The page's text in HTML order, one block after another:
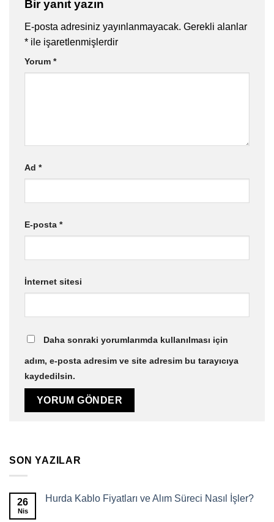
Bir yanıt yazın
E-posta adresiniz yayınlanmayacak. Gerekli alanlar
* ile işaretlenmişlerdir
Yorum *
Ad *
E-posta *
İnternet sitesi
Daha sonraki yorumlarımda kullanılması için
adım, e-posta adresim ve site adresim bu tarayıcıya
kaydedilsin.
SON YAZILAR
26
Nis
Hurda Kablo Fiyatları ve Alım Süreci Nasıl İşler?